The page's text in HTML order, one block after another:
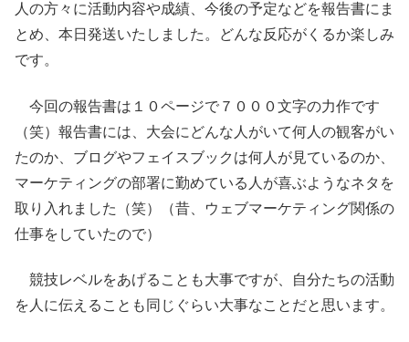
人の方々に活動内容や成績、今後の予定などを報告書にま
とめ、本日発送いたしました。どんな反応がくるか楽しみ
です。
今回の報告書は１０ページで７０００文字の力作です
（笑）報告書には、大会にどんな人がいて何人の観客がい
たのか、ブログやフェイスブックは何人が見ているのか、
マーケティングの部署に勤めている人が喜ぶようなネタを
取り入れました（笑）（昔、ウェブマーケティング関係の
仕事をしていたので）
競技レベルをあげることも大事ですが、自分たちの活動
を人に伝えることも同じぐらい大事なことだと思います。